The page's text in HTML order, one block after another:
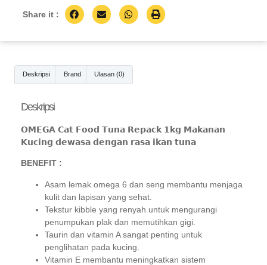
Share it :
Deskripsi Brand Ulasan (0)
Deskripsi
𝗢𝗠𝗘𝗚𝗔 𝗖𝗮𝘁 𝗙𝗼𝗼𝗱 𝗧𝘂𝗻𝗮 𝗥𝗲𝗽𝗮𝗰𝗸 𝟭𝗸𝗴 𝗠𝗮𝗸𝗮𝗻𝗮𝗻
𝗞𝘂𝗰𝗶𝗻𝗴 𝗱𝗲𝘄𝗮𝘀𝗮 𝗱𝗲𝗻𝗴𝗮𝗻 𝗿𝗮𝘀𝗮 𝗶𝗸𝗮𝗻 𝘁𝘂𝗻𝗮
BENEFIT :
Asam lemak omega 6 dan seng membantu menjaga
kulit dan lapisan yang sehat.
Tekstur kibble yang renyah untuk mengurangi
penumpukan plak dan memutihkan gigi.
Taurin dan vitamin A sangat penting untuk
penglihatan pada kucing.
Vitamin E membantu meningkatkan sistem